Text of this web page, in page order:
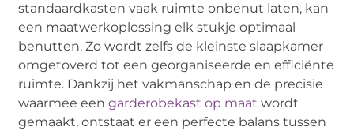
standaardkasten vaak ruimte onbenut laten, kan
een maatwerkoplossing elk stukje optimaal
benutten. Zo wordt zelfs de kleinste slaapkamer
omgetoverd tot een georganiseerde en efficiënte
ruimte. Dankzij het vakmanschap en de precisie
waarmee een garderobekast op maat wordt
gemaakt, ontstaat er een perfecte balans tussen